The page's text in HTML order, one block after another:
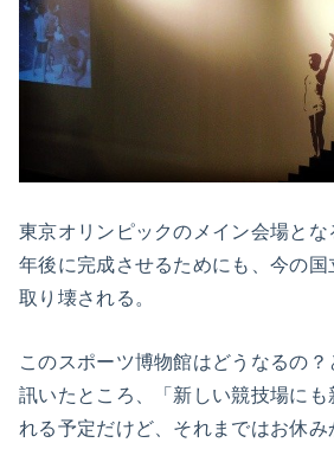
東京オリンピックのメイン会場と
年後に完成させるためにも、今の国
取り壊される。
このスポーツ博物館はどうなるの？
訊いたところ、「新しい競技場にも
れる予定だけど、それまではお休み